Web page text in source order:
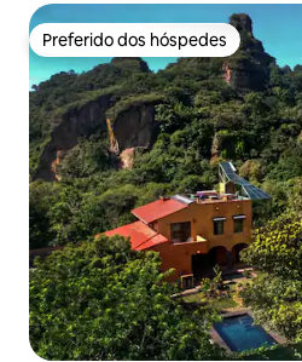
Preferido dos hóspedes
Preferido dos hóspedes